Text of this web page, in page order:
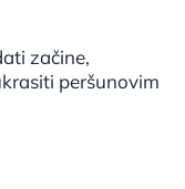
začine,
peršunovim